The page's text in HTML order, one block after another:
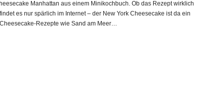
Manhattan aus einem Minikochbuch. Ob das Rezept wirklich
es nur spärlich im Internet – der New York Cheesecake ist da ein
Rezepte wie Sand am Meer…